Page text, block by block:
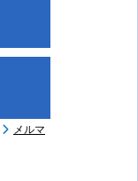
メルマ